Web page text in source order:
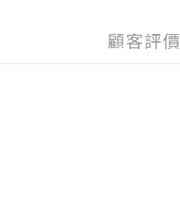
顧客評價